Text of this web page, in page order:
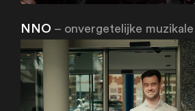
NNO – onvergetelijke